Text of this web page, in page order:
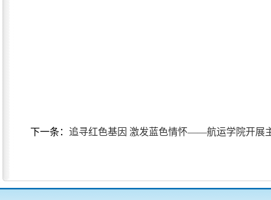
下一条： 追寻红色基因 激发蓝色情怀——航运学院开展